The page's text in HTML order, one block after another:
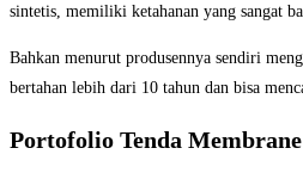
sintetis, memiliki ketahanan yang sangat
Bahkan menurut produsennya sendiri
bertahan lebih dari 10 tahun dan bisa
Portofolio Tenda